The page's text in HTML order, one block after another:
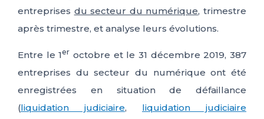
entreprises du secteur du numérique, trimestre
après trimestre, et analyse leurs évolutions.
Entre le 1er octobre et le 31 décembre 2019, 387
entreprises du secteur du numérique ont été
enregistrées en situation de défaillance
(liquidation judiciaire, liquidation judiciaire